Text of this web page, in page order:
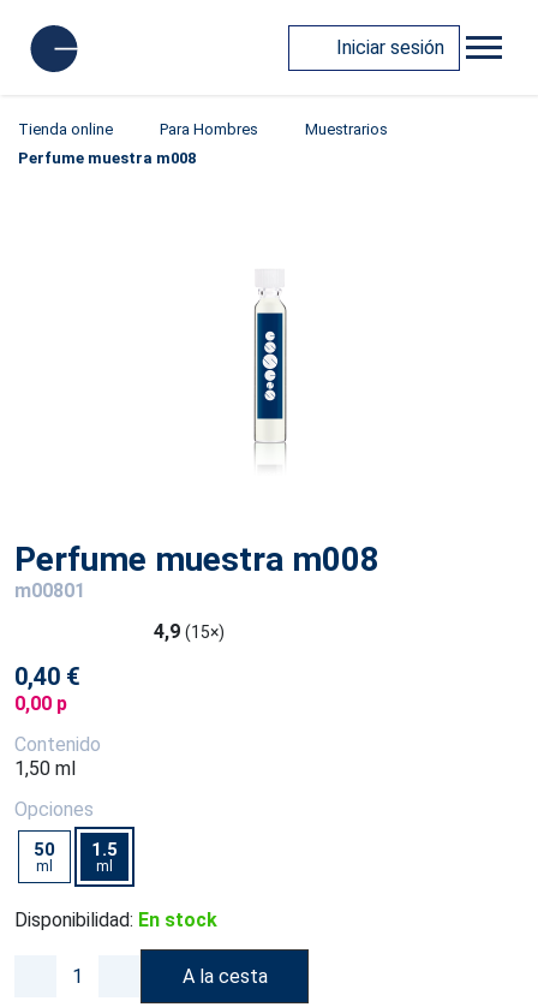
Iniciar sesión
Tienda online Para Hombres
Muestrarios
Perfume muestra m008
Perfume muestra m008
m00801
4,9 (15×)
0,40 €
0,00 p
Contenido
1,50 ml
Opciones
50
ml
1.5
ml
Disponibilidad: En stock
A la cesta